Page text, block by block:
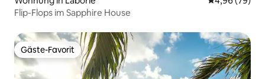
Flip-Flops im Sapphire House
Gäste-Favorit
Gäste-Favorit